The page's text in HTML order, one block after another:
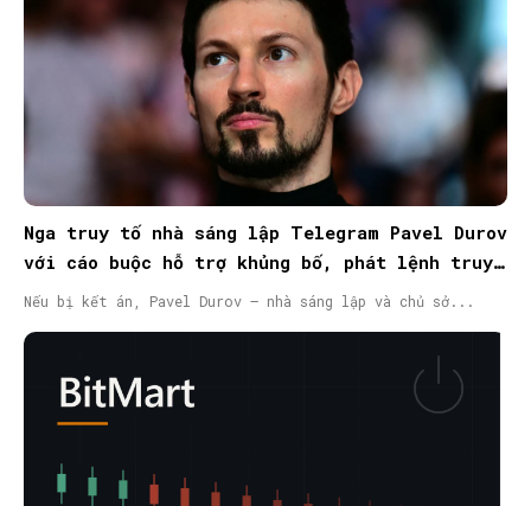
Nga truy tố nhà sáng lập Telegram Pavel Durov
với cáo buộc hỗ trợ khủng bố, phát lệnh truy
nã quốc tế
Nếu bị kết án, Pavel Durov – nhà sáng lập và chủ sở...